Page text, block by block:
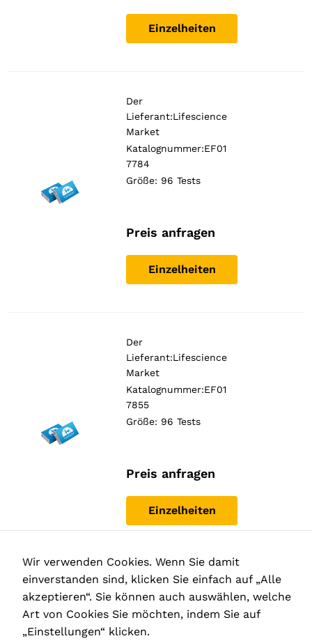
Einzelheiten
Der
Lieferant:Lifescience
Market
Katalognummer:EF01
7784
Größe: 96 Tests
Preis anfragen
Einzelheiten
Der
Lieferant:Lifescience
Market
Katalognummer:EF01
7855
Größe: 96 Tests
Preis anfragen
Einzelheiten
Der
Lieferant:Lifescience
Market
Katalognummer:EF01
Wir verwenden Cookies. Wenn Sie damit
einverstanden sind, klicken Sie einfach auf „Alle
akzeptieren“. Sie können auch auswählen, welche
Art von Cookies Sie möchten, indem Sie auf
„Einstellungen“ klicken.